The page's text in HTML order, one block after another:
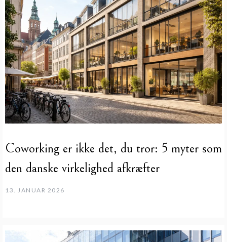
Coworking er ikke det, du tror: 5 myter som
den danske virkelighed afkræfter
13. JANUAR 2026